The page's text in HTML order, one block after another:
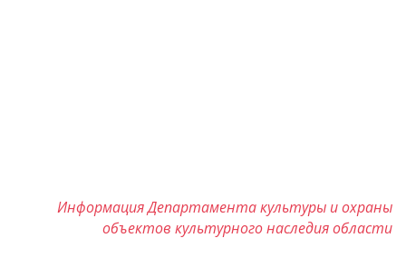
Информация Департамента культуры и охраны
объектов культурного наследия области